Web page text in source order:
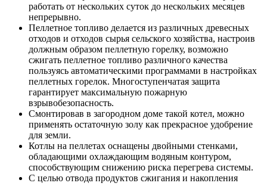
работать от нескольких суток до нескольких месяцев
непрерывно.
Пеллетное топливо делается из различных древесных
отходов и отходов сырья сельского хозяйства, настроив
должным образом пеллетную горелку, возможно
сжигать пеллетное топливо различного качества
пользуясь автоматическими программами в настройках
пеллетных горелок. Многоступенчатая защита
гарантирует максимальную пожарную
взрывобезопасность.
Смонтировав в загородном доме такой котел, можно
применять остаточную золу как прекрасное удобрение
для земли.
Котлы на пеллетах оснащены двойными стенками,
обладающими охлаждающим водяным контуром,
способствующим снижению риска перегрева системы.
С целью отвода продуктов сжигания и накопления